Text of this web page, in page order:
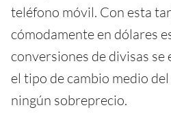
teléfono móvil. Con esta
cómodamente en dólares
conversiones de divisas
el tipo de cambio medio
ningún sobreprecio.